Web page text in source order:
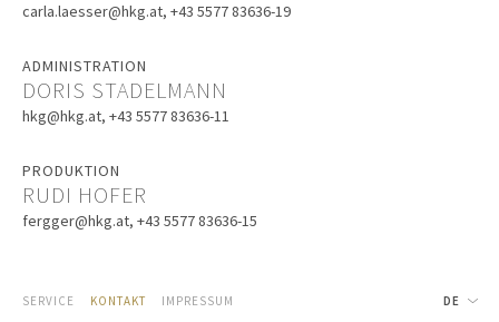
carla.laesser@hkg.at, +43 5577 83636-19
ADMINISTRATION
DORIS STADELMANN
hkg@hkg.at, +43 5577 83636-11
PRODUKTION
RUDI HOFER
fergger@hkg.at, +43 5577 83636-15
SERVICE KONTAKT IMPRESSUM DE